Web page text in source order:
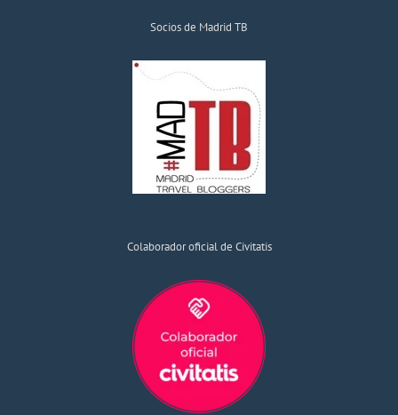
Socios de Madrid TB
Colaborador oficial de Civitatis